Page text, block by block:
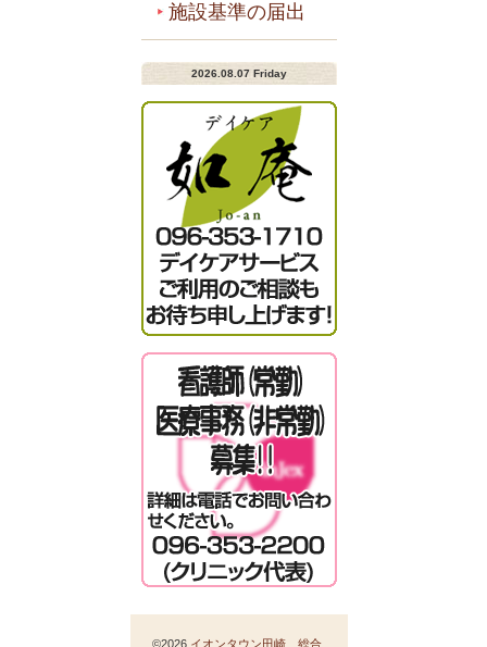
施設基準の届出
2026.08.07 Friday
©2026 イオンタウン田崎 総合